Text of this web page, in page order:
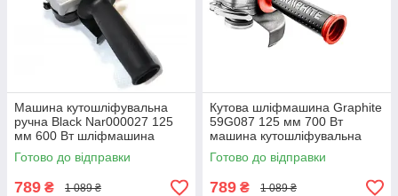
Машина кутошліфувальна
ручна Black Nar000027 125
мм 600 Вт шліфмашина
Готово до відправки
789 ₴ 1 089 ₴
Кутова шліфмашина Graphite
59G087 125 мм 700 Вт
машина кутошліфувальна
ручна
Готово до відправки
789 ₴ 1 089 ₴